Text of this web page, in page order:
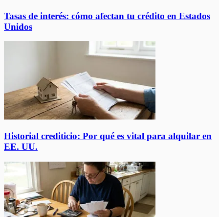
Tasas de interés: cómo afectan tu crédito en Estados
Unidos
Historial crediticio: Por qué es vital para alquilar en
EE. UU.